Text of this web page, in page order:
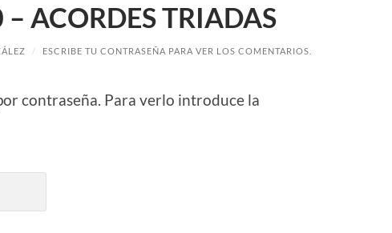
ACORDES TRIADAS
/ ESCRIBE TU CONTRASEÑA PARA VER LOS COMENTARIOS.
contraseña. Para verlo introduce la